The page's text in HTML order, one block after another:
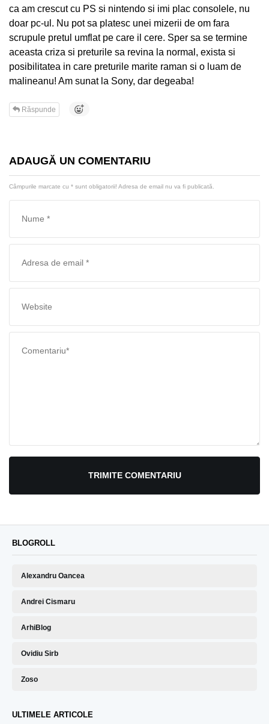
ca am crescut cu PS si nintendo si imi plac consolele, nu
doar pc-ul. Nu pot sa platesc unei mizerii de om fara
scrupule pretul umflat pe care il cere. Sper sa se termine
aceasta criza si preturile sa revina la normal, exista si
posibilitatea in care preturile marite raman si o luam de
malineanu! Am sunat la Sony, dar degeaba!
Răspunde
ADAUGĂ UN COMENTARIU
Câmpurile marcate cu * sunt obligatorii! Adresa de email nu va fi publicată.
TRIMITE COMENTARIU
BLOGROLL
Alexandru Oancea
Andrei Cismaru
ArhiBlog
Ovidiu Sirb
Zoso
ULTIMELE ARTICOLE